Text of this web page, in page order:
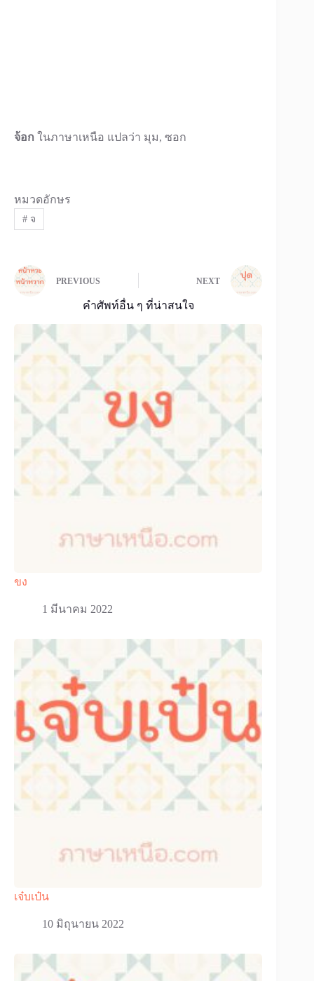
จ้อก ในภาษาเหนือ แปลว่า มุม, ซอก
หมวดอักษร
#จ
PREVIOUS NEXT
คำศัพท์อื่น ๆ ที่น่าสนใจ
ขง
1 มีนาคม 2022
เจ๋บเป๋น
10 มิถุนายน 2022